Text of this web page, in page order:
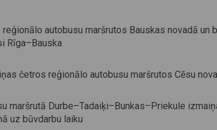
autobusu maršrutos Bauskas novadā un
Rīga–Bauska
četros reģionālo autobusu maršrutos Cēsu
maršrutā Durbe–Tadaiķi–Bunkas–Priekule
uz būvdarbu laiku